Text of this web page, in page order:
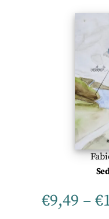
€9,49 – €